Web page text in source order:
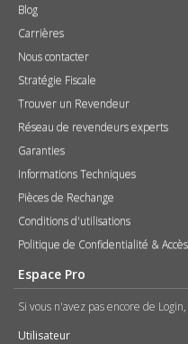
Blog
Carrières
Nous contacter
Stratégie Fiscale
Trouver un Revendeur
Réseau de revendeurs experts
Garanties
Informations Techniques
Pièces de Rechange
Conditions d'utilisations
Politique de Confidentialité &
Espace Pro
Si vous n'avez pas encore de
Utilisateur